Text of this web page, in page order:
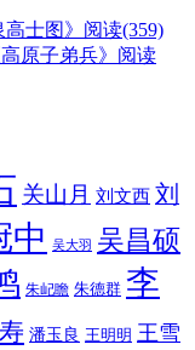
士图》 阅读(359)
原子弟兵》 阅读
关山月 刘文西 刘
中 吴大羽 吴昌硕
朱屺瞻 朱德群 李
潘玉良 王明明 王雪